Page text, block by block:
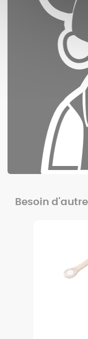
Besoin